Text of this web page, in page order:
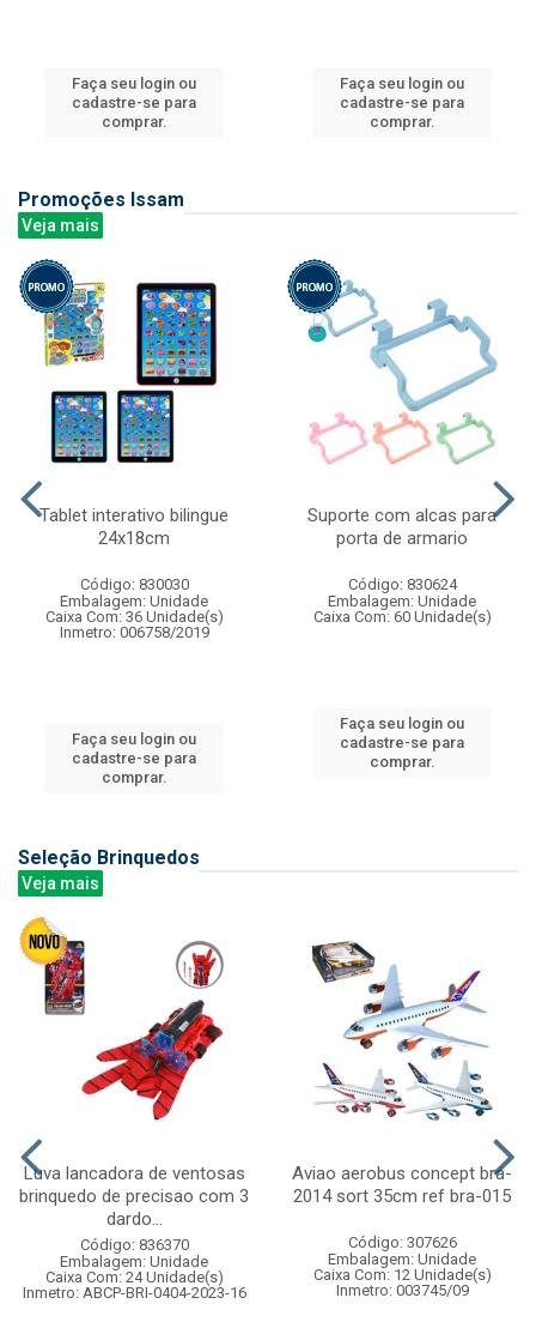
Faça seu login ou
cadastre-se para
comprar.
Faça seu login ou
cadastre-se para
comprar.
Promoções Issam
Veja mais
Tablet interativo bilingue
24x18cm
Código: 830030
Embalagem: Unidade
Caixa Com: 36 Unidade(s)
Inmetro: 006758/2019
Faça seu login ou
cadastre-se para
comprar.
Suporte com alcas para
porta de armario
Código: 830624
Embalagem: Unidade
Caixa Com: 60 Unidade(s)
Faça seu login ou
cadastre-se para
comprar.
Seleção Brinquedos
Veja mais
Luva lancadora de ventosas
brinquedo de precisao com 3
dardo...
Código: 836370
Embalagem: Unidade
Caixa Com: 24 Unidade(s)
Inmetro: ABCP-BRI-0404-2023-16
Aviao aerobus concept bra-
2014 sort 35cm ref bra-015
Código: 307626
Embalagem: Unidade
Caixa Com: 12 Unidade(s)
Inmetro: 003745/09